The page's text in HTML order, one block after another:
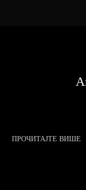
ПРОЧИТАЈТЕ ВИШЕ